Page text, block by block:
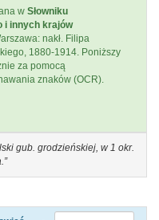
w Słowniku
i innych krajów
nakł. Filipa
1880-1914. Poniższy
za pomocą
znaków (OCR).
gub. grodzieńskiej, w 1 okr.